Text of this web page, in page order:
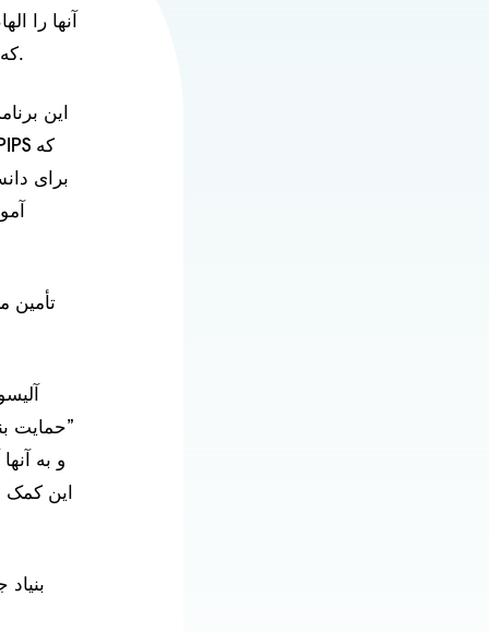
آنها را
مانند بنیاد Jae S. Lim که حمایت خود را از سال 2023 آغاز کرد، امکان‌پذیر شده است.
این
برای
”حمایت
و به
این کمک